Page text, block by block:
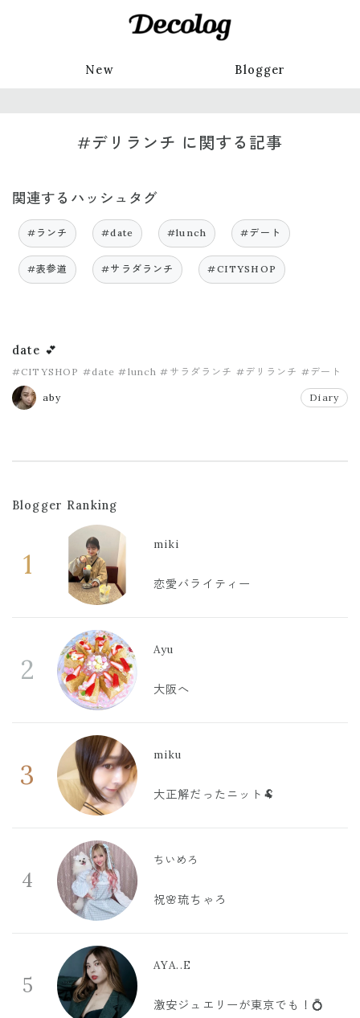
New Blogger
#デリランチ に関する記事
関連するハッシュタグ
#ランチ #date #lunch #デート
#表参道 #サラダランチ #CITYSHOP
date 💕
#CITYSHOP #date #lunch #サラダランチ #デリランチ #デート
aby Diary
Blogger Ranking
1
miki
恋愛バライティー
2
Ayu
大阪へ
3
miku
大正解だったニット🐏
4
ちいめろ
祝🌸琉ちゃろ
5
AYA..E
激安ジュエリーが東京でも！💍